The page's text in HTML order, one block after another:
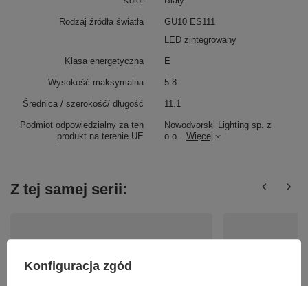
Podmiot odpowiedzialny za ten
produkt na terenie UE
Nowodvorski Lighting sp. z
o.o.
Więcej
Rodzaj źródła światła
GU10 ES111
LED zintegrowany
Klasa energetyczna E
Wysokość maksymalna 5.8
Średnica / szerokość/ długość 11.1
Z tej samej serii:
Konfiguracja zgód